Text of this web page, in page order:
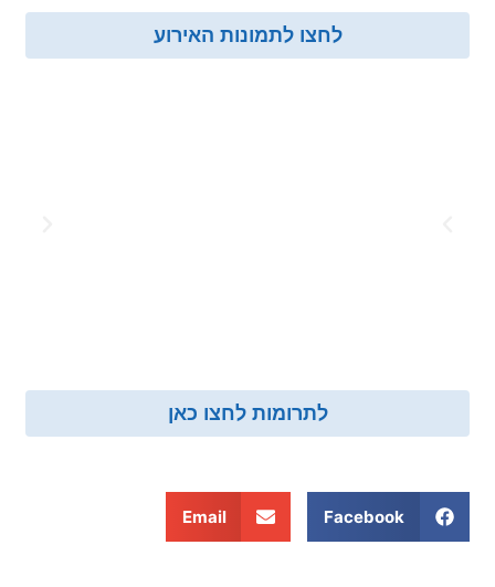
לחצו לתמונות האירוע
לתרומות לחצו כאן
Facebook
Email